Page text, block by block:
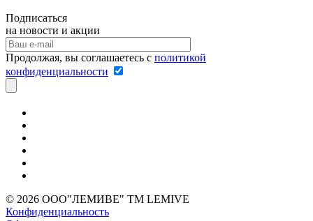
Подписаться
на новости и акции
Продолжая, вы соглашаетесь с политикой
конфиденциальности
© 2026 ООО"ЛЕМИВЕ" TM LEMIVE
Конфиденциальность